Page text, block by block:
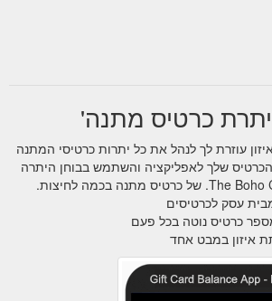
כרטיס מתנה'
עוזרת לך לנהל את כל יתרות כרטיסי המתנה
שלך לאפליקציה והשתמש בבוחן היתרה
עסק לכרטיסים
כרטיס נוטה בכל פעם
איזון במבט אחד